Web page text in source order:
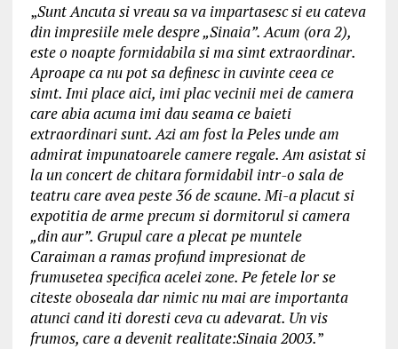
„Sunt Ancuta si vreau sa va impartasesc si eu cateva
din impresiile mele despre „Sinaia”. Acum (ora 2),
este o noapte formidabila si ma simt extraordinar.
Aproape ca nu pot sa definesc in cuvinte ceea ce
simt. Imi place aici, imi plac vecinii mei de camera
care abia acuma imi dau seama ce baieti
extraordinari sunt. Azi am fost la Peles unde am
admirat impunatoarele camere regale. Am asistat si
la un concert de chitara formidabil intr-o sala de
teatru care avea peste 36 de scaune. Mi-a placut si
expotitia de arme precum si dormitorul si camera
„din aur”. Grupul care a plecat pe muntele
Caraiman a ramas profund impresionat de
frumusetea specifica acelei zone. Pe fetele lor se
citeste oboseala dar nimic nu mai are importanta
atunci cand iti doresti ceva cu adevarat. Un vis
frumos, care a devenit realitate:Sinaia 2003.”